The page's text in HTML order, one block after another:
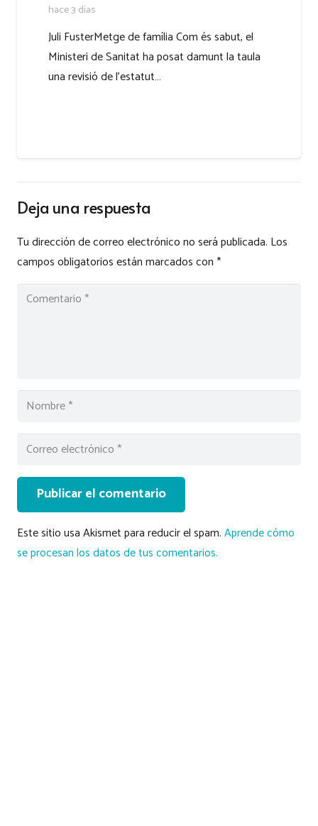
hace 3 días
Juli FusterMetge de família Com és sabut, el
Ministeri de Sanitat ha posat damunt la taula
una revisió de l’estatut…
Deja una respuesta
Tu dirección de correo electrónico no será publicada. Los
campos obligatorios están marcados con*
Publicar el comentario
Este sitio usa Akismet para reducir el spam.Aprende cómo
se procesan los datos de tus comentarios.